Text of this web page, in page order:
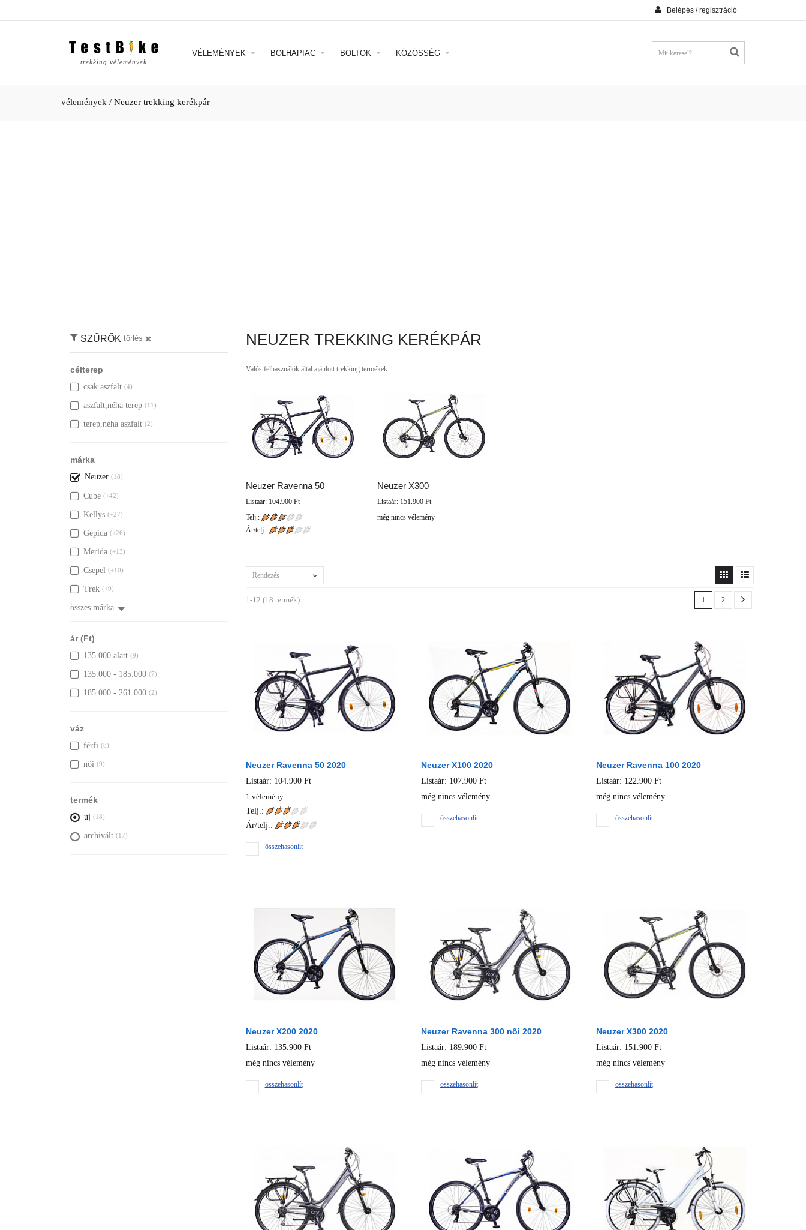
Belépés / regisztráció
trekking vélemények
VÉLEMÉNYEK BOLHAPIAC BOLTOK KÖZÖSSÉG
vélemények / Neuzer trekking kerékpár
SZŰRŐK törlés
célterep
csak aszfalt (4)
aszfalt,néha terep (11)
terep,néha aszfalt (2)
márka
Neuzer (18)
Cube (+42)
Kellys (+27)
Gepida (+26)
Merida (+13)
Csepel (+10)
Trek (+9)
összes márka
ár (Ft)
135.000 alatt (9)
135.000 - 185.000 (7)
185.000 - 261.000 (2)
váz
férfi (8)
női (9)
termék
új (18)
archivált (17)
NEUZER TREKKING KERÉKPÁR
Valós felhasználók által ajánlott trekking termékek
Neuzer Ravenna 50
Listaár: 104.900 Ft
Telj.:
Ár/telj.:
Neuzer X300
Listaár: 151.900 Ft
még nincs vélemény
Rendezés
1-12 (18 termék) 1 2
Neuzer Ravenna 50 2020
Listaár: 104.900 Ft
1 vélemény
Telj.:
Ár/telj.:
összehasonlít
Neuzer X100 2020
Listaár: 107.900 Ft
még nincs vélemény
összehasonlít
Neuzer Ravenna 100 2020
Listaár: 122.900 Ft
még nincs vélemény
összehasonlít
Neuzer X200 2020
Listaár: 135.900 Ft
még nincs vélemény
összehasonlít
Neuzer Ravenna 300 női 2020
Listaár: 189.900 Ft
még nincs vélemény
összehasonlít
Neuzer X300 2020
Listaár: 151.900 Ft
még nincs vélemény
összehasonlít